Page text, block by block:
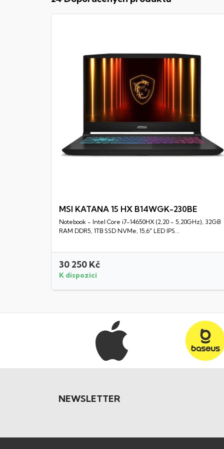
Rychlý náhled
MSI KATANA 15 HX B14WGK-230BE
Notebook - Intel Core i7-14650HX (2,20 - 5,20GHz), 32GB
RAM DDR5, 1TB SSD NVMe, 15,6" LED IPS...
30 250 Kč
K dispozici
NEWSLETTER